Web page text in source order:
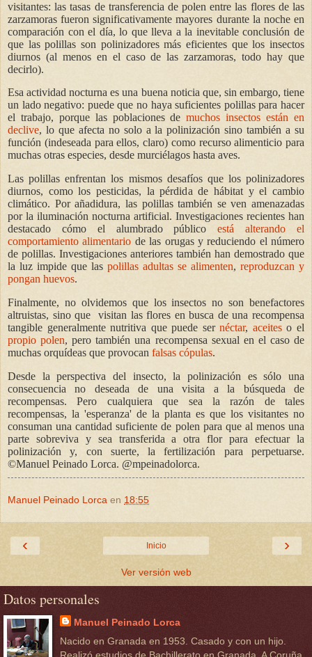
visitantes: las tasas de transferencia de polen entre las flores de las
zarzamoras fueron significativamente mayores durante la noche en
comparación con el día, lo que lleva a la inevitable conclusión de
que las polillas son polinizadores más eficientes que los insectos
diurnos (al menos en el caso de las zarzamoras, todo hay que
decirlo).
Esa actividad nocturna es una buena noticia que, sin embargo, tiene
un lado negativo: puede que no haya suficientes polillas para hacer
el trabajo, porque las poblaciones demuchos insectos están en
declive, lo que afecta no solo a la polinización sino también a su
función (indeseada para ellos, claro) como recurso alimenticio para
muchas otras especies, desde murciélagos hasta aves.
Las polillas enfrentan los mismos desafíos que los polinizadores
diurnos, como los pesticidas, la pérdida de hábitat y el cambio
climático. Por añadidura, las polillas también se ven amenazadas
por la iluminación nocturna artificial. Investigaciones recientes han
destacado cómo el alumbrado públicoestá alterando el
comportamiento alimentario de las orugas y reduciendo el número
de polillas. Investigaciones anteriores también han demostrado que
la luz impide que las polillas adultas se alimenten, reproduzcan y
pongan huevos.
Finalmente, no olvidemos que los insectos no son benefactores
altruistas, sino que visitan las flores en busca de una recompensa
tangible generalmente nutritiva que puede sernéctar, aceiteso el
propio polen, pero también una recompensa sexual en el caso de
muchas orquídeas que provocan falsas cópulas.
Desde la perspectiva del insecto, la polinización es sólo una
consecuencia no deseada de una visita a la búsqueda de
recompensas. Pero cualquiera que sea la razón de tales
recompensas, la 'esperanza' de la planta es que los visitantes no
consuman una cantidad suficiente de polen para que al menos una
parte sobreviva y sea transferida a otra flor para efectuar la
polinización y, con suerte, la fertilización para perpetuarse.
©Manuel Peinado Lorca. @mpeinadolorca.
Manuel Peinado Lorca en 18:55
‹ ›
Inicio
Ver versión web
Datos personales
Manuel Peinado Lorca
Nacido en Granada en 1953. Casado y con un hijo.